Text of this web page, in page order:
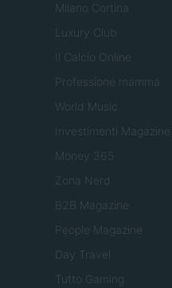
Milano Cortina
Luxury Club
Il Calcio Online
Professione mamma
World Music
Investimenti Magazine
Money 365
Zona Nerd
B2B Magazine
People Magazine
Day Travel
Tutto Gaming